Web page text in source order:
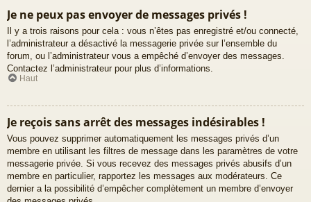
Je ne peux pas envoyer de messages privés !
Il y a trois raisons pour cela : vous n’êtes pas enregistré et/ou connecté,
l’administrateur a désactivé la messagerie privée sur l’ensemble du
forum, ou l’administrateur vous a empêché d’envoyer des messages.
Contactez l’administrateur pour plus d’informations.
Haut
Je reçois sans arrêt des messages indésirables !
Vous pouvez supprimer automatiquement les messages privés d’un
membre en utilisant les filtres de message dans les paramètres de votre
messagerie privée. Si vous recevez des messages privés abusifs d’un
membre en particulier, rapportez les messages aux modérateurs. Ce
dernier a la possibilité d’empêcher complètement un membre d’envoyer